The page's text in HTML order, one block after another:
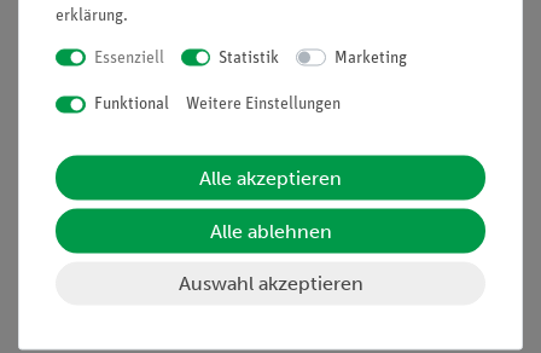
Informationen Service
Übersicht Service
erklärung.
Essenziell Statistik Marketing
Funktional Weitere Einstellungen
Alle akzeptieren
Alle ablehnen
Auswahl akzeptieren